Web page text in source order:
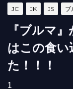
JC JK JS ブ
『ブルマ
はこの食い
た！！！
1